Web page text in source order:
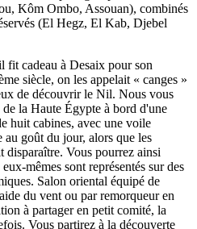
Kôm Ombo, Assouan), combinés
(El Hegz, El Kab, Djebel
fit cadeau à Desaix pour son
siècle, on les appelait « canges »
de découvrir le Nil. Nous vous
la Haute Égypte à bord d'une
huit cabines, avec une voile
au goût du jour, alors que les
disparaître. Vous pourrez ainsi
mêmes sont représentés sur des
Salon oriental équipé de
du vent ou par remorqueur en
à partager en petit comité, la
Vous partirez à la découverte